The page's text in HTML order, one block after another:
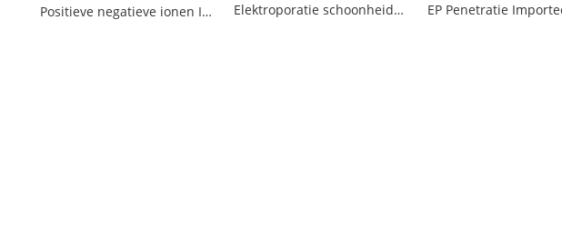
Positieve negatieve ionen Inleiding Schoonheidsapparaat reinigen Elektroporatie schoonheidsapparaat